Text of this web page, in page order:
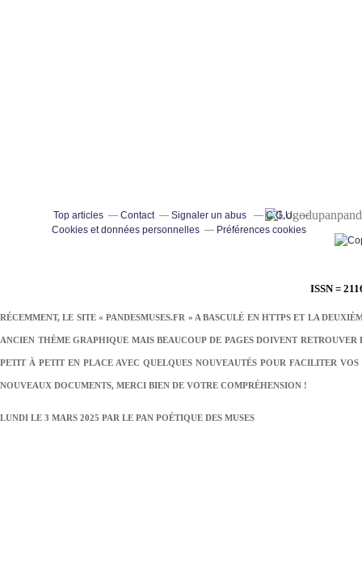
ISSN =
RÉCEMMENT, LE SITE « PANDESMUSES.FR » A BASCULÉ EN HTTPS ET LA
ANCIEN THÈME GRAPHIQUE MAIS BEAUCOUP DE PAGES DOIVENT
PETIT À PETIT EN PLACE AVEC QUELQUES NOUVEAUTÉS POUR FACILITER
NOUVEAUX DOCUMENTS, MERCI BIEN DE VOTRE COMPRÉHENSION !
LUNDI LE 3 MARS 2025 PAR LE PAN POÉTIQUE DES MUSES
Top articles Contact Signaler un abus
C.G.U.
Cookies et données personnelles
Préférences cookies